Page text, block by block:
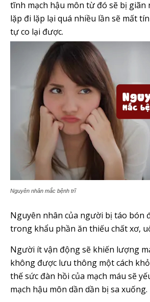
tĩnh mạch hậu môn từ đó sẽ bị giãn
lặp đi lặp lại quá nhiều lần sẽ mất
tự co lại được.
Nguyên nhân mắc bệnh trĩ
Nguyên nhân của người bị táo bón
trong khẩu phần ăn thiếu chất xơ,
Người ít vận động sẽ khiến lượng
không được lưu thông một cách
thế sức đàn hồi của mạch máu sẽ
mạch hậu môn dần dần bị sa xuống.